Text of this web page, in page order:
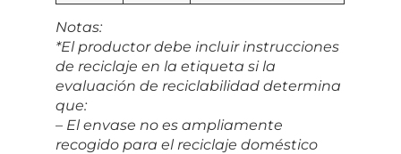
Notas:
*El productor debe incluir instrucciones
de reciclaje en la etiqueta si la
evaluación de reciclabilidad determina
que:
– El envase no es ampliamente
recogido para el reciclaje doméstico